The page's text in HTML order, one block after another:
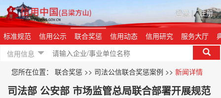
登录 | 注册
标准规范 信用公示 联合奖惩 信用动态 信用研究 服务大厅
信用信息
您所在位置： 联合奖惩 >> 司法公信联合奖惩案例 >> 新闻详情
司法部 公安部 市场监管总局联合部署开展规范